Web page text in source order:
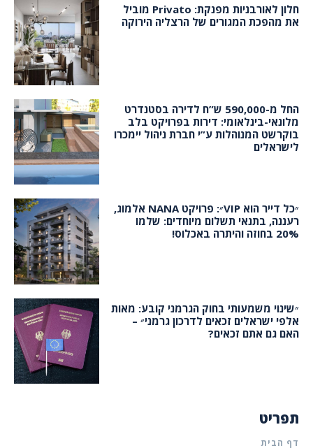
חלון לאורבניות מפנקת: Privato מוביל
את מהפכת המגורים של הרצליה הירוקה
החל מ-590,000 ש”ח לדירה בסטנדרט
מלונאי-בינלאומי: דירות בפרויקט בלב
בוקרשט המנוהלות ע”י חברת ניהול יימכרו
לישראלים
״כל דייר הוא VIP״: פרויקט NANA אלמוג,
רעננה, בתנאי תשלום מיוחדים: שלמו
20% בחוזה והיתרה באכלוס!
״שינוי משמעותי בחוק הגרמני קובע: מאות
אלפי ישראלים זכאים לדרכון גרמני״ –
האם גם אתם זכאים?
תפריט
דף הבית